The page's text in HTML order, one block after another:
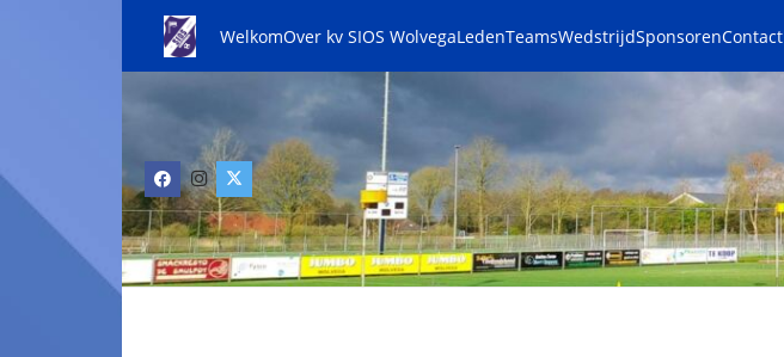
WelkomOver kv SIOS WolvegaLedenTeamsWedstrijdSponsorenContact